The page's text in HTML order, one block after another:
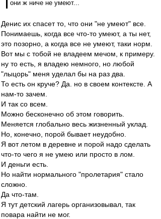
они ж ниче не умеют...
Денис их спасет то, что они "не умеют" все.
Понимаешь, когда все что-то умеют, а ты нет,
это позорно, а когда все не умеют, таки норм.
Вот мы с тобой не владеем мечом, к примеру.
ну то есть, я владею немного, но любой
"лыцорь" меня уделал бы на раз два.
То есть он круче? Да. но в своем контексте. А
нам-то зачем.
И так со всем.
Можно бесконечно об этом говорить.
Меняется глобально весь жизненный уклад.
Но, конечно, порой бывает неудобно.
Я вот летом в деревне и порой надо сделать
что-то чего я не умею или просто в лом.
И деньги есть.
Но найти нормального "пролетария" стало
сложно.
Да что-там.
Я тут детский лагерь организовывал, так
повара найти не мог.